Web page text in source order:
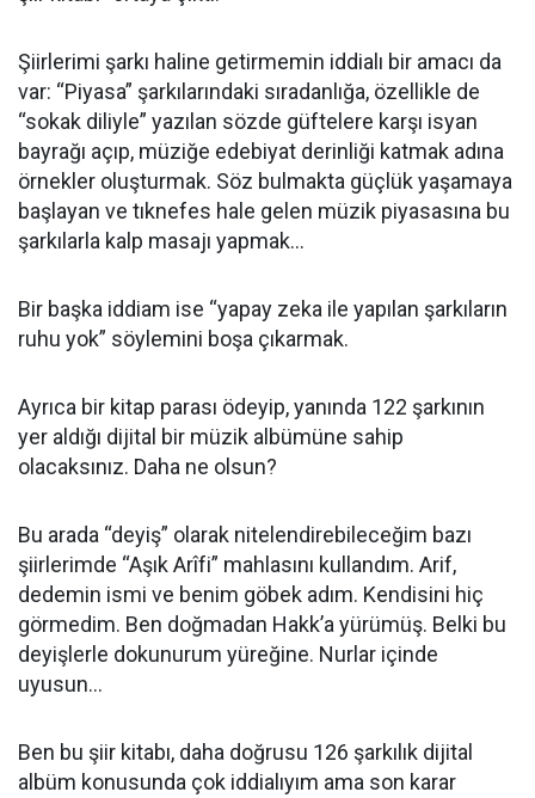
Şiirlerimi şarkı haline getirmemin iddialı bir amacı da
var: “Piyasa” şarkılarındaki sıradanlığa, özellikle de
“sokak diliyle” yazılan sözde güftelere karşı isyan
bayrağı açıp, müziğe edebiyat derinliği katmak adına
örnekler oluşturmak. Söz bulmakta güçlük yaşamaya
başlayan ve tıknefes hale gelen müzik piyasasına bu
şarkılarla kalp masajı yapmak…
Bir başka iddiam ise “yapay zeka ile yapılan şarkıların
ruhu yok” söylemini boşa çıkarmak.
Ayrıca bir kitap parası ödeyip, yanında 122 şarkının
yer aldığı dijital bir müzik albümüne sahip
olacaksınız. Daha ne olsun?
Bu arada “deyiş” olarak nitelendirebileceğim bazı
şiirlerimde “Aşık Arîfi” mahlasını kullandım. Arif,
dedemin ismi ve benim göbek adım. Kendisini hiç
görmedim. Ben doğmadan Hakk’a yürümüş. Belki bu
deyişlerle dokunurum yüreğine. Nurlar içinde
uyusun…
Ben bu şiir kitabı, daha doğrusu 126 şarkılık dijital
albüm konusunda çok iddialıyım ama son karar